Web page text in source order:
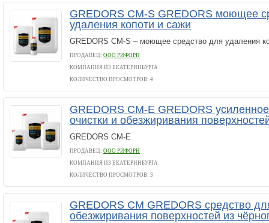
GREDORS CM-S GREDORS моющее
удаления копоти и сажи
GREDORS CM-S – моющее средство для удаления
ПРОДАВЕЦ: ООО РИФОРН
КОМПАНИЯ ИЗ ЕКАТЕРИНБУРГА
КОЛИЧЕСТВО ПРОСМОТРОВ: 4
GREDORS CM-E GREDORS
очистки и обезжиривания
GREDORS CM-E
ПРОДАВЕЦ: ООО РИФОРН
КОМПАНИЯ ИЗ ЕКАТЕРИНБУРГА
КОЛИЧЕСТВО ПРОСМОТРОВ: 3
GREDORS CM GREDORS средство
обезжиривания поверхностей из